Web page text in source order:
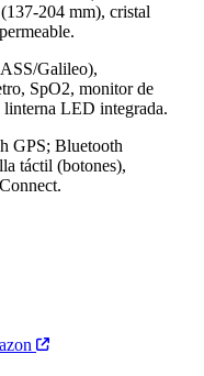
204 mm), cristal
Galileo),
SpO2, monitor de
linterna LED integrada.
GPS; Bluetooth
táctil (botones),